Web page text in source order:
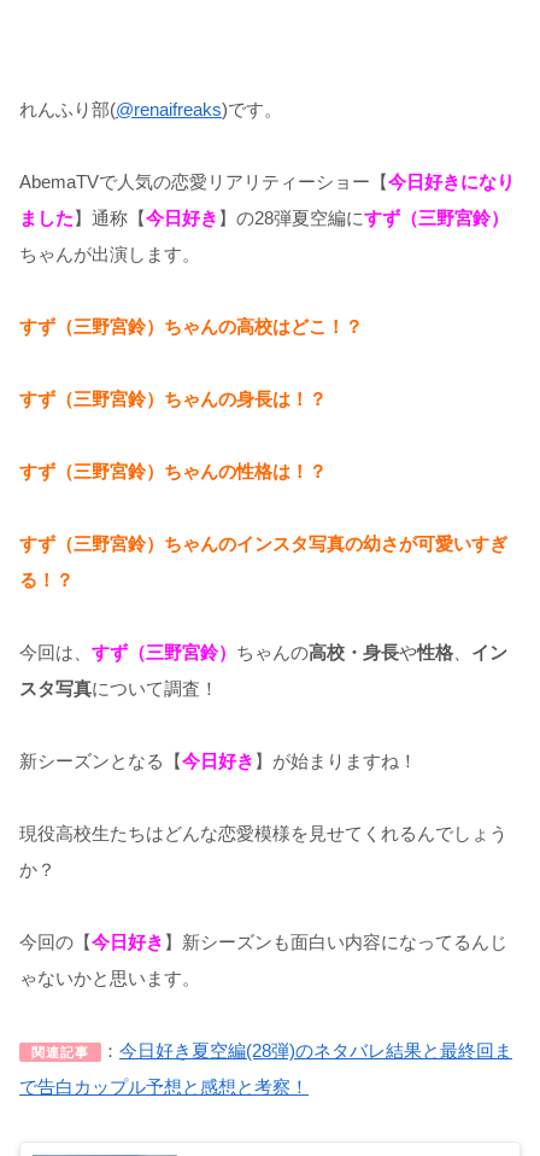
れんふり部(@renaifreaks)です。
AbemaTVで人気の恋愛リアリティーショー【今日好きになり
ました】通称【今日好き 】の28弾夏空編にすず（三野宮鈴）
ちゃんが出演します。
すず（三野宮鈴）ちゃんの高校はどこ！？
すず（三野宮鈴）ちゃんの身長は！？
すず（三野宮鈴）ちゃんの性格は！？
すず（三野宮鈴）ちゃんのインスタ写真の幼さが可愛いすぎ
る！？
今回は、 すず（三野宮鈴） ちゃんの高校・身長や性格
イン
スタ写真について調査！
新シーズンとなる【今日好き 】が始まりますね！
現役高校生たちはどんな恋愛模様を見せてくれるんでしょう
か？
今回の【今日好き 】新シーズンも面白い内容になってるんじ
ゃないかと思います。
関連記事 ： 今日好き夏空編(28弾)のネタバレ結果と最終回ま
で告白カップル予想と感想と考察！